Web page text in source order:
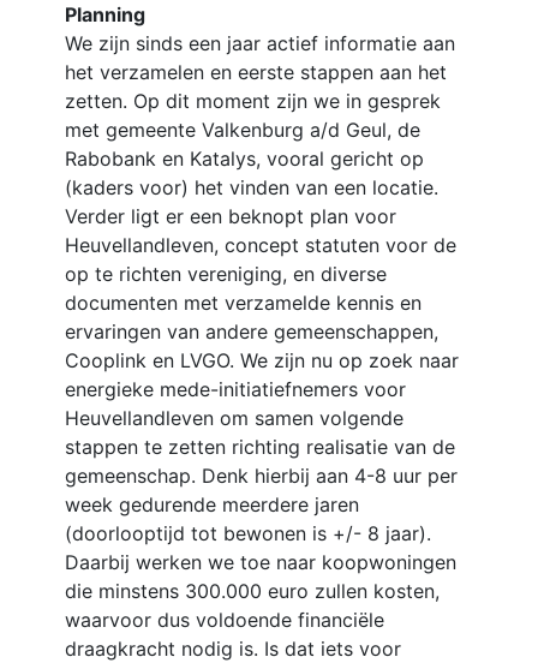
Planning
We zijn sinds een jaar actief informatie aan
het verzamelen en eerste stappen aan het
zetten. Op dit moment zijn we in gesprek
met gemeente Valkenburg a/d Geul, de
Rabobank en Katalys, vooral gericht op
(kaders voor) het vinden van een locatie.
Verder ligt er een beknopt plan voor
Heuvellandleven, concept statuten voor de
op te richten vereniging, en diverse
documenten met verzamelde kennis en
ervaringen van andere gemeenschappen,
Cooplink en LVGO. We zijn nu op zoek naar
energieke mede-initiatiefnemers voor
Heuvellandleven om samen volgende
stappen te zetten richting realisatie van de
gemeenschap. Denk hierbij aan 4-8 uur per
week gedurende meerdere jaren
(doorlooptijd tot bewonen is +/- 8 jaar).
Daarbij werken we toe naar koopwoningen
die minstens 300.000 euro zullen kosten,
waarvoor dus voldoende financiële
draagkracht nodig is. Is dat iets voor